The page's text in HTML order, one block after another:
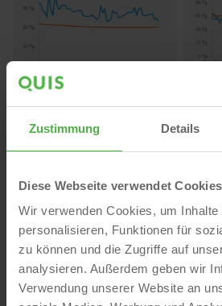
Zustimmung Details
Diese Webseite verwendet Cookies
Wir verwenden Cookies, um Inhalte
personalisieren, Funktionen für
zu können und die Zugriffe auf
analysieren. Außerdem geben wir
Verwendung unserer Website an
Wohnungsmarkt Nürnberg:
Wohnimmobilien angeboten – ein
Vermarktungsdauer von Miet- und
Nürnberg